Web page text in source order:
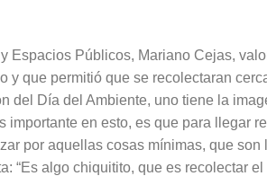
Espacios Públicos, Mariano Cejas,
y que permitió que se recolectaran
del Día del Ambiente, uno tiene la
importante en esto, es que para llegar
por aquellas cosas mínimas, que son
“Es algo chiquitito, que es recolectar